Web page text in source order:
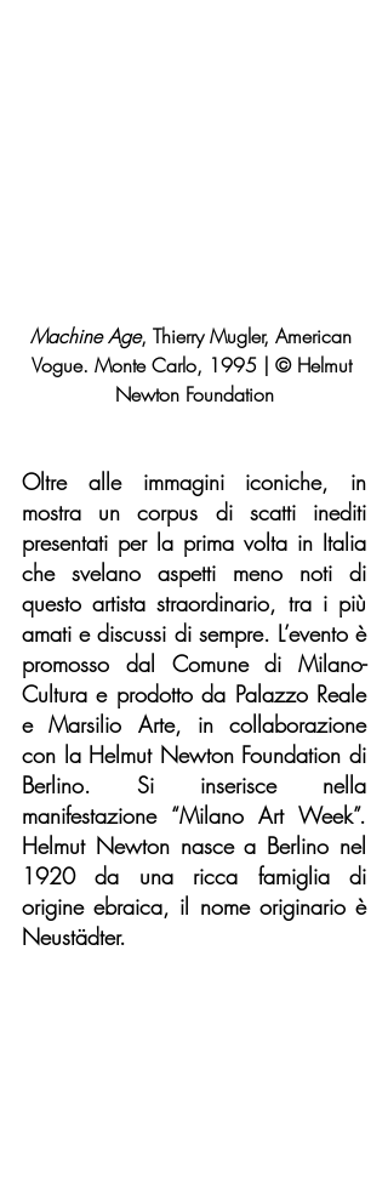
Machine Age, Thierry Mugler, American
Vogue. Monte Carlo, 1995 | © Helmut
Newton Foundation
Oltre alle immagini iconiche, in
mostra un corpus di scatti inediti
presentati per la prima volta in Italia
che svelano aspetti meno noti di
questo artista straordinario, tra i più
amati e discussi di sempre. L’evento è
promosso dal Comune di Milano-
Cultura e prodotto da Palazzo Reale
e Marsilio Arte, in collaborazione
con la Helmut Newton Foundation di
Berlino. Si inserisce nella
manifestazione “Milano Art Week”.
Helmut Newton nasce a Berlino nel
1920 da una ricca famiglia di
origine ebraica, il nome originario è
Neustädter.